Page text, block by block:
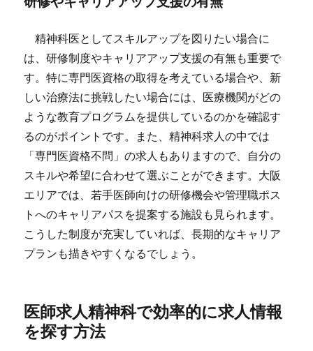
精神科医としてスキルアップを図りたい場合に
は、研修制度やキャリアアップ支援の有無も重要で
す。特に専門医資格の取得を考えている場合や、新
しい治療法に挑戦したい場合には、医療機関がどの
ような教育プログラムを提供しているのかを確認す
るのがポイントです。また、精神科求人の中では
「専門医資格不問」の求人もありますので、自分の
スキルや希望に合わせて選ぶことができます。大阪
エリアでは、若手医師向けの研修機会や管理職ポス
トへのキャリアパスを提案する施設も見られます。
こうした制度が充実していれば、長期的なキャリア
プランも描きやすくなるでしょう。
医師求人精神科で効率的に求人情報
を探す方法